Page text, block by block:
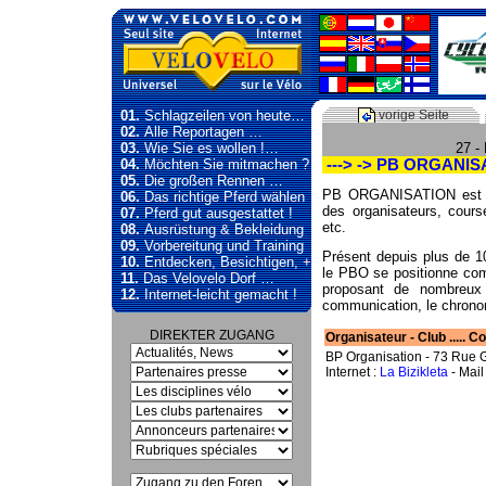
01.Schlagzeilen von heute…
02.Alle Reportagen …
03.Wie Sie es wollen !…
04.Möchten Sie mitmachen ?
05.Die großen Rennen …
06.Das richtige Pferd wählen
07.Pferd gut ausgestattet !
08.Ausrüstung & Bekleidung
09.Vorbereitung und Training
10.Entdecken, Besichtigen, +
11.Das Velovelo Dorf …
12.Internet-leicht gemacht !
DIREKTER ZUGANG
vorige Seite
27 -
---> -> PB
PB ORGANISATION
des organisateurs,
etc.
Présent depuis plus de
le PBO se positionne
proposant de
communication, le
Organisateur - Club .....
BP Organisation - 73 Rue
Internet : La Bizikleta -